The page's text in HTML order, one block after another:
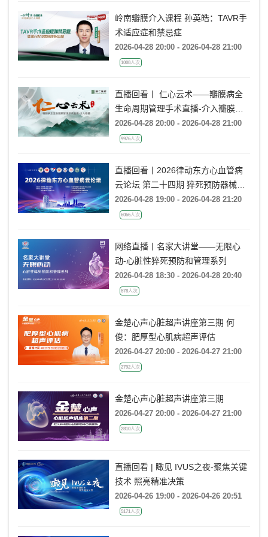
岭南瓣膜介入课程 孙英皓：TAVR手
术适应症和禁忌症
2026-04-28 20:00 - 2026-04-28 21:00
1008人次
直播回看丨 仁心云术——瓣膜病全
生命周期管理手术直播-介入瓣膜
（第七期）
2026-04-28 20:00 - 2026-04-28 21:00
9976人次
直播回看丨2026律动东方心血管病
云论坛 第二十四期 猝死预防器械治
疗技术交流
2026-04-28 19:00 - 2026-04-28 21:20
6056人次
网络直播丨名家大讲堂——无限心
动-心脏性猝死预防和管理系列
2026-04-28 18:30 - 2026-04-28 20:40
578人次
金楚心声心脏超声讲座第三期 何
俊：肥厚型心肌病超声评估
2026-04-27 20:00 - 2026-04-27 21:00
2792人次
金楚心声心脏超声讲座第三期
2026-04-27 20:00 - 2026-04-27 21:00
2810人次
直播回看 | 瞰见 IVUS之夜-聚焦关键
技术 照亮精准决策
2026-04-26 19:00 - 2026-04-26 20:51
5171人次